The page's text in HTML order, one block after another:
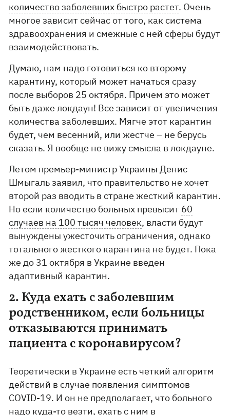
количество заболевших быстро растет. Очень
многое зависит сейчас от того, как система
здравоохранения и смежные с ней сферы будут
взаимодействовать.
Думаю, нам надо готовиться ко второму
карантину, который может начаться сразу
после выборов 25 октября. Причем это может
быть даже локдаун! Все зависит от увеличения
количества заболевших. Мягче этот карантин
будет, чем весенний, или жестче – не берусь
сказать. Я вообще не вижу смысла в локдауне.
Летом премьер-министр Украины Денис
Шмыгаль заявил, что правительство не хочет
второй раз вводить в стране жесткий карантин.
Но если количество больных превысит 60
случаев на 100 тысяч человек, власти будут
вынуждены ужесточить ограничения, однако
тотального жесткого карантина не будет. Пока
же до 31 октября в Украине введен
адаптивный карантин.
2. Куда ехать с заболевшим
родственником, если больницы
отказываются принимать
пациента с коронавирусом?
Теоретически в Украине есть четкий алгоритм
действий в случае появления симптомов
COVID-19. И он не предполагает, что больного
надо куда-то везти, ехать с ним в